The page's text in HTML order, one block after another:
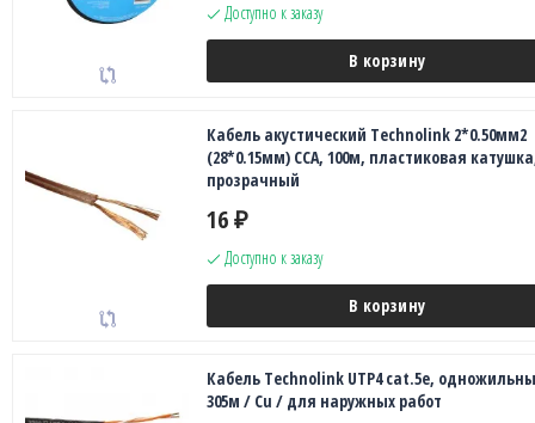
Доступно к заказу
В корзину
Кабель акустический Technolink 2*0.50мм2
(28*0.15мм) CCA, 100м, пластиковая
прозрачный
16 ₽
Доступно к заказу
В корзину
Кабель Technolink UTP4 cat.5е,
305м / Сu / для наружных работ